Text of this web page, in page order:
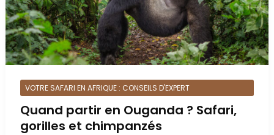
VOTRE SAFARI EN AFRIQUE : CONSEILS D'EXPERT
Quand partir en Ouganda ? Safari,
gorilles et chimpanzés